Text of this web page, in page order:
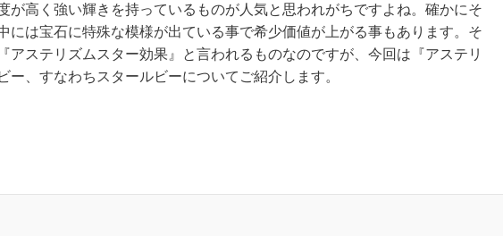
が高く強い輝きを持っているものが人気と思われがちですよね。確かにそ
には宝石に特殊な模様が出ている事で希少価値が上がる事もあります。そ
アステリズムスター効果』と言われるものなのですが、今回は『アステリ
ー、すなわちスタールビーについてご紹介します。